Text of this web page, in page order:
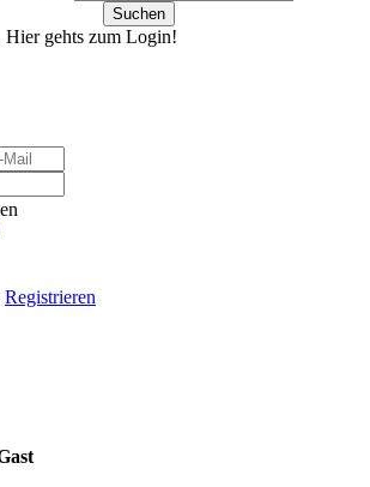
Suchen
gehts zum Login!
Registrieren